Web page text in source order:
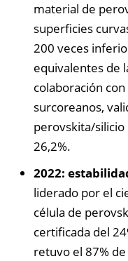
material de
superficies
200 veces
equivalentes de
colaboración
surcoreanos,
perovskita/silicio
26,2%.
2022:
liderado por el
célula de
certificada del
retuvo el 87%